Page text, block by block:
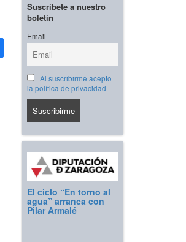
Suscríbete a nuestro
boletín
Email
Al suscribirme acepto
la política de privacidad
El ciclo “En torno al
agua” arranca con
Pilar Armalé